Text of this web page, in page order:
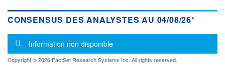
CONSENSUS DES ANALYSTES AU 04/08/26*
Message d'information
Information non disponible
Copyright © 2026 FactSet Research Systems Inc. All rights reserved.